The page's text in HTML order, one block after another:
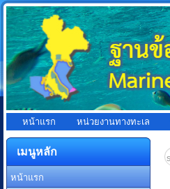
หน้าแรก หน่วยงานทางทะเล
เมนูหลัก
หน้าแรก